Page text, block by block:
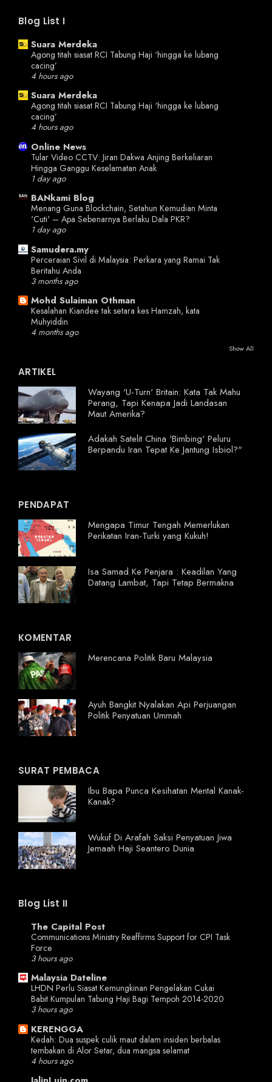
Blog List I
Suara Merdeka
Agong titah siasat RCI Tabung Haji ‘hingga ke lubang
cacing’
4 hours ago
Suara Merdeka
Agong titah siasat RCI Tabung Haji ‘hingga ke lubang
cacing’
4 hours ago
Online News
Tular Video CCTV: Jiran Dakwa Anjing Berkeliaran
Hingga Ganggu Keselamatan Anak
1 day ago
BANkami Blog
Menang Guna Blockchain, Setahun Kemudian Minta
'Cuti' – Apa Sebenarnya Berlaku Dala PKR?
1 day ago
Samudera.my
Perceraian Sivil di Malaysia: Perkara yang Ramai Tak
Beritahu Anda
3 months ago
Mohd Sulaiman Othman
Kesalahan Kiandee tak setara kes Hamzah, kata
Muhyiddin
4 months ago
Show All
ARTIKEL
Wayang 'U-Turn' Britain: Kata Tak Mahu
Perang, Tapi Kenapa Jadi Landasan
Maut Amerika?
Adakah Satelit China 'Bimbing' Peluru
Berpandu Iran Tepat Ke Jantung Isbiol?"
PENDAPAT
Mengapa Timur Tengah Memerlukan
Perikatan Iran-Turki yang Kukuh!
Isa Samad Ke Penjara : Keadilan Yang
Datang Lambat, Tapi Tetap Bermakna
KOMENTAR
Merencana Politik Baru Malaysia
Ayuh Bangkit Nyalakan Api Perjuangan
Politik Penyatuan Ummah
SURAT PEMBACA
Ibu Bapa Punca Kesihatan Mental Kanak-
Kanak?
Wukuf Di Arafah Saksi Penyatuan Jiwa
Jemaah Haji Seantero Dunia
Blog List II
The Capital Post
Communications Ministry Reaffirms Support for CPI Task
Force
3 hours ago
Malaysia Dateline
LHDN Perlu Siasat Kemungkinan Pengelakan Cukai
Babit Kumpulan Tabung Haji Bagi Tempoh 2014-2020
3 hours ago
KERENGGA
Kedah: Dua suspek culik maut dalam insiden berbalas
tembakan di Alor Setar, dua mangsa selamat
4 hours ago